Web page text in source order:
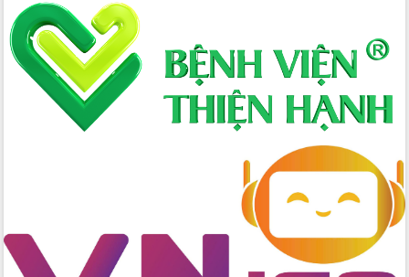
Đắk Lắk nâng cao hiệu quả công tác
Đảng từ Sổ tay đảng viên điện tử
Đắk Lắk đẩy mạnh nuôi biển công
nghệ, hướng tới phát triển thủy sản
bền vững
Tập huấn nâng cao năng lực triển khai
chuyển đổi số cho cán bộ, công chức
Đẩy mạnh cải cách hành chính, quyết
tâm đạt được mục tiêu tăng trưởng
hai con số trong năm 2026